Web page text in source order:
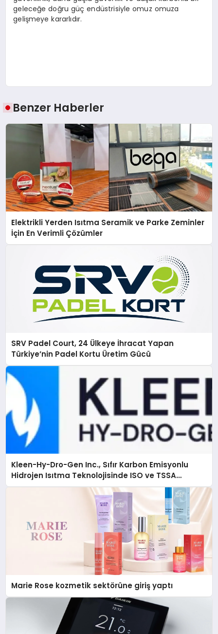
geleceğe doğru güç endüstrisiyle omuz omuza
gelişmeye kararlıdır.
Benzer Haberler
Elektrikli Yerden Isıtma Seramik ve Parke Zeminler
İçin En Verimli Çözümler
SRV Padel Court, 24 Ülkeye İhracat Yapan
Türkiye’nin Padel Kortu Üretim Gücü
Kleen-Hy-Dro-Gen Inc., Sıfır Karbon Emisyonlu
Hidrojen Isıtma Teknolojisinde ISO ve TSSA
Düzenleyici Onaylarını Aldı
Marie Rose kozmetik sektörüne giriş yaptı